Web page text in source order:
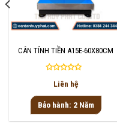
CÂN TÍNH TIỀN A15E-60X80CM
Được
hạng
0
5
Liên hệ
Bảo hành: 2 Năm